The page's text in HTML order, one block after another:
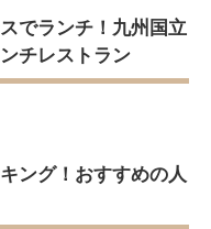
でランチ！九州国立
チレストラン
ング！おすすめの人